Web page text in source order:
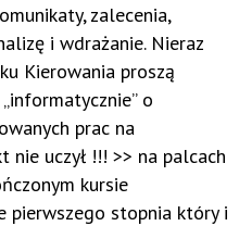
zalecenia,
i wdrażanie. Nieraz
Kierowania proszą
o
prac na
uczył !!! >> na palcach
kursie
pierwszego stopnia który i